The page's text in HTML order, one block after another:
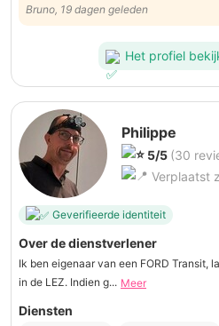
Bruno, 19 dagen geleden
Het profiel
Philippe
5/5 (30
Verplaatst
Geverifieerde identiteit
Over de dienstverlener
Ik ben eigenaar van een FORD Transit,
in de LEZ. Indien g... Meer
Diensten